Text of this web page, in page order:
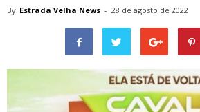
By Estrada Velha News - 28 de agosto de 2022